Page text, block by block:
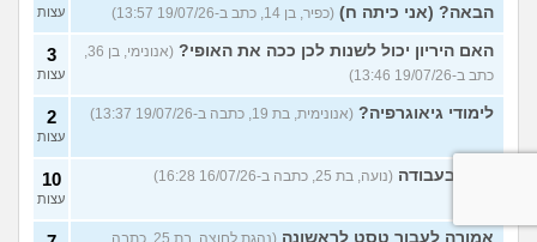
הבאה? (אני כיתה ח) (כפיר, בן 14, כתב ב-19/07/26 13:57) עצות
האם היריון יכול לשנות לכן ככה את האופי?
כתב ב-19/07/26 13:46)
3
עצות
לימודי גיאוגרפיה? (אנונימית, בת 19, כתבה ב-19/07/26 13:37) 2
עצות
קושי בעבודה (נועה, בת 25, כתבה ב-16/07/26 16:28) 10
עצות
אמורה לעבור טסט לראשונה (נהגת לחוצה, בת 25, כתבה